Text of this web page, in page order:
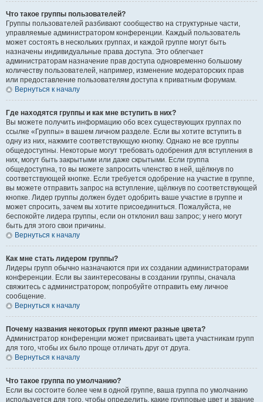
Что такое группы пользователей?
Группы пользователей разбивают сообщество на структурные части,
управляемые администратором конференции. Каждый пользователь
может состоять в нескольких группах, и каждой группе могут быть
назначены индивидуальные права доступа. Это облегчает
администраторам назначение прав доступа одновременно большому
количеству пользователей, например, изменение модераторских прав
или предоставление пользователям доступа к приватным форумам.
Вернуться к началу
Где находятся группы и как мне вступить в них?
Вы можете получить информацию обо всех существующих группах по
ссылке «Группы» в вашем личном разделе. Если вы хотите вступить в
одну из них, нажмите соответствующую кнопку. Однако не все группы
общедоступны. Некоторые могут требовать одобрения для вступления в
них, могут быть закрытыми или даже скрытыми. Если группа
общедоступна, то вы можете запросить членство в ней, щёлкнув по
соответствующей кнопке. Если требуется одобрение на участие в группе,
вы можете отправить запрос на вступление, щёлкнув по соответствующей
кнопке. Лидер группы должен будет одобрить ваше участие в группе и
может спросить, зачем вы хотите присоединиться. Пожалуйста, не
беспокойте лидера группы, если он отклонил ваш запрос; у него могут
быть для этого свои причины.
Вернуться к началу
Как мне стать лидером группы?
Лидеры групп обычно назначаются при их создании администраторами
конференции. Если вы заинтересованы в создании группы, сначала
свяжитесь с администратором; попробуйте отправить ему личное
сообщение.
Вернуться к началу
Почему названия некоторых групп имеют разные цвета?
Администратор конференции может присваивать цвета участникам групп
для того, чтобы их было проще отличать друг от друга.
Вернуться к началу
Что такое группа по умолчанию?
Если вы состоите более чем в одной группе, ваша группа по умолчанию
используется для того, чтобы определить, какие групповые цвет и звание